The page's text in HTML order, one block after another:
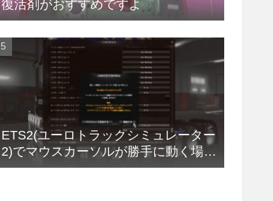
復活剤がおすすめですよ
ETS2(ユーロトラックシミュレーター
2)でマウスカーソルが勝手に動く場合
の解決法(改定版)